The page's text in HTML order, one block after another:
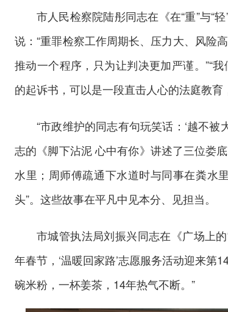
市人民检察院陆彤同志在《在“重”与“
说：“重罪检察工作周期长、压力大、风险
推动一个程序，只为让判决更加严谨。”“
的起诉书，可以是一段直击人心的法庭教
“市政维护的同志有句玩笑话：‘越不被
志的《脚下沾泥 心中有你》讲述了三位娄
水里；周师傅疏通下水道时与同事在粪水
头”。这些故事在平凡中见本分、见担当。
市城管执法局刘振兴同志在《广场上
年春节，‘温暖回家路’志愿服务活动迎来
碗米粉，一杯姜茶，14年热气不断。”